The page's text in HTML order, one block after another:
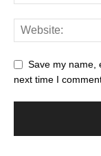
Save my name,
next time I